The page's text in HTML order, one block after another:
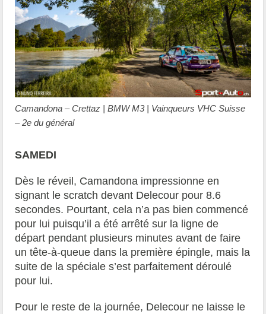
Camandona – Crettaz | BMW M3 | Vainqueurs VHC Suisse
– 2e du général
SAMEDI
Dès le réveil, Camandona impressionne en
signant le scratch devant Delecour pour 8.6
secondes. Pourtant, cela n’a pas bien commencé
pour lui puisqu’il a été arrêté sur la ligne de
départ pendant plusieurs minutes avant de faire
un tête-à-queue dans la première épingle, mais la
suite de la spéciale s’est parfaitement déroulé
pour lui.
Pour le reste de la journée, Delecour ne laisse le